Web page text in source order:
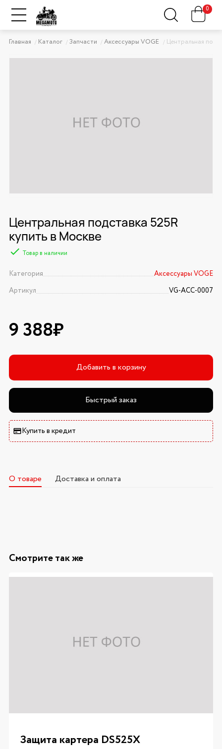
0
Главная Каталог Запчасти Аксессуары VOGE Центральная
Центральная подставка 525R
купить в Москве
Товар в наличии
Категория
Аксессуары VOGE
Артикул
VG-ACC-0007
9 388₽
Добавить в корзину
Быстрый заказ
Купить в кредит
О товаре Доставка и оплата
Смотрите так же
Защита картера DS525X